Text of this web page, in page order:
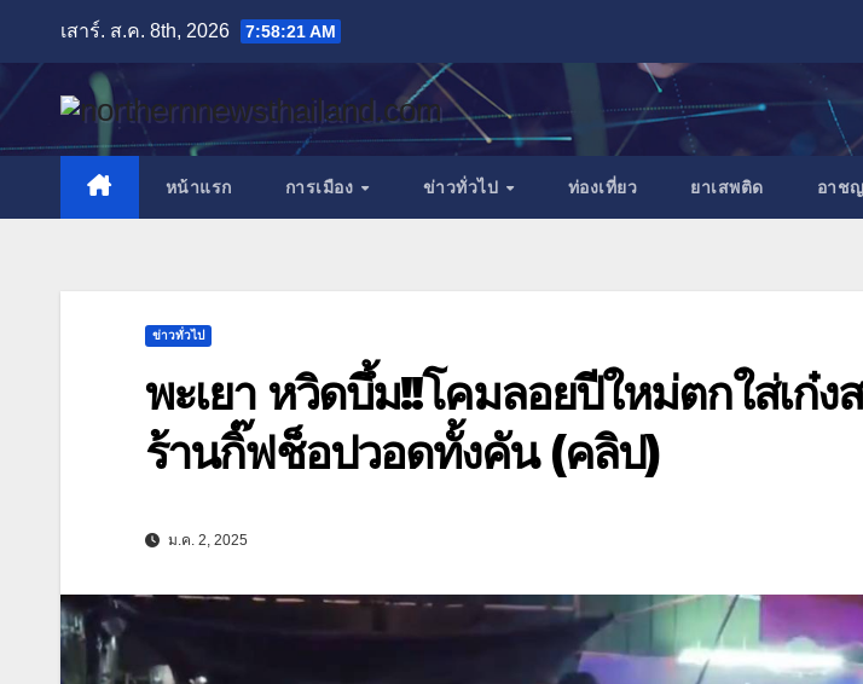
content
เสาร์. ส.ค. 8th, 2026 7:58:23 AM
หน้าแรก การเมือง ข่าวทั่วไป ท่องเที่ยว ยาเสพติด อาช
ข่าวทั่วไป
พะเยา หวิดบึ้ม!!โคมลอยปีใหม่ตกใส่เก๋ง
ร้านกิ๊ฟช็อปวอดทั้งคัน (คลิป)
ม.ค. 2, 2025